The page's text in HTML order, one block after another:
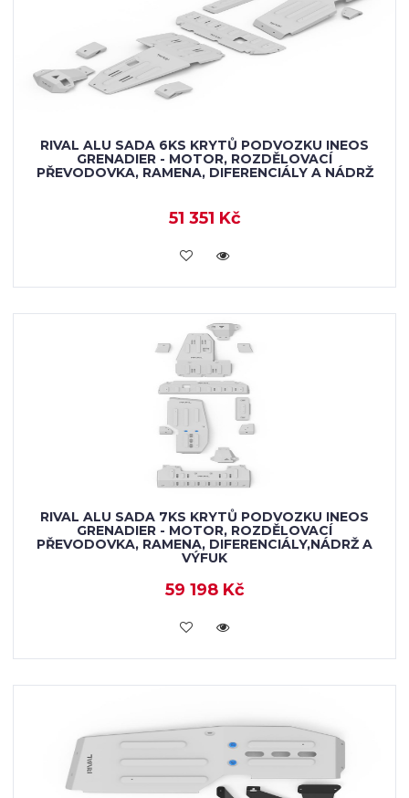
RIVAL ALU SADA 6KS KRYTŮ PODVOZKU INEOS
GRENADIER - MOTOR, ROZDĚLOVACÍ
PŘEVODOVKA, RAMENA, DIFERENCIÁLY A NÁDRŽ
51 351 Kč
KOUPIT
RIVAL ALU SADA 7KS KRYTŮ PODVOZKU INEOS
GRENADIER - MOTOR, ROZDĚLOVACÍ
PŘEVODOVKA, RAMENA, DIFERENCIÁLY,NÁDRŽ A
VÝFUK
59 198 Kč
KOUPIT